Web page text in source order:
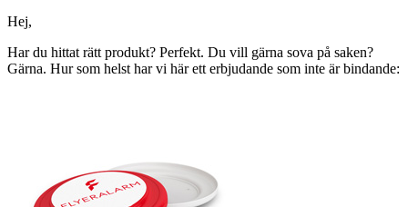
Hej,
Har du hittat rätt produkt? Perfekt. Du vill gärna sova på saken?
Gärna. Hur som helst har vi här ett erbjudande som inte är bindande: